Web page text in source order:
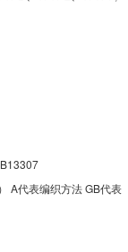
A代表编织方法 GB代表